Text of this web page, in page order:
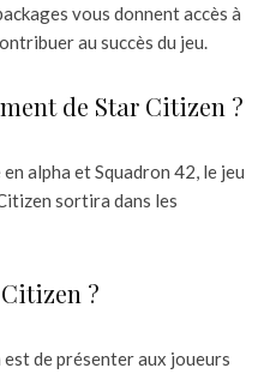
vous donnent accès à
au succès du jeu.
de Star Citizen ?
alpha et Squadron 42, le jeu
sortira dans les
?
de présenter aux joueurs